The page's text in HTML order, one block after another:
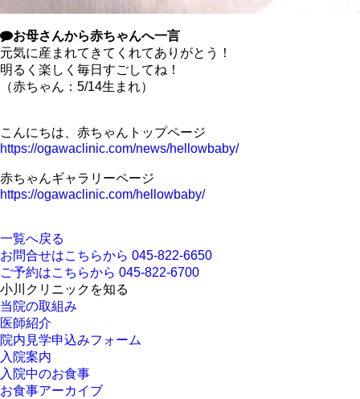
お母さんから赤ちゃんへ一言
元気に産まれてきてくれてありがとう！
明るく楽しく毎日すごしてね！
（赤ちゃん：5/14生まれ）
こんにちは、赤ちゃんトップページ
https://ogawaclinic.com/news/hellowbaby/
赤ちゃんギャラリーページ
https://ogawaclinic.com/hellowbaby/
一覧へ戻る
お問合せはこちらから 045-822-6650
ご予約はこちらから 045-822-6700
小川クリニックを知る
当院の取組み
医師紹介
院内見学申込みフォーム
入院案内
入院中のお食事
お食事アーカイブ